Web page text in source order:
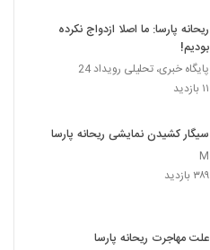
ریحانه پارسا: ما اصلا ازدواج نکرده
بودیم!
پایگاه خبری، تحلیلی رویداد 24
۱۱ بازدید
سیگار کشیدن نمایشی ریحانه پارسا
M
۳۸۹ بازدید
علت مهاجرت ریحانه پارسا